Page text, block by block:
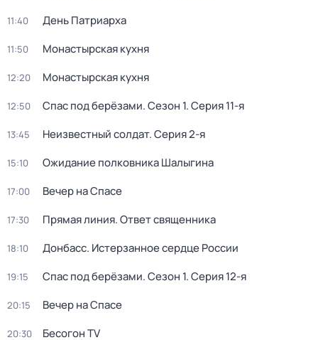
11:40 Дeнь Патриаpха
11:50 Монастырская кухня
12:20 Монастырская кухня
12:50 Спас под берёзами. Сезон 1. Серия 11-я
13:45 Неизвестный солдат. Серия 2-я
15:10 Ожидание полковника Шалыгина
17:00 Вечер на Спасе
17:30 Прямая линия. Ответ священника
18:10 Донбасс. Истерзанное сердце России
19:15 Спас под берёзами. Сезон 1. Серия 12-я
20:15 Вечер на Спасе
20:30 Бесогон TV